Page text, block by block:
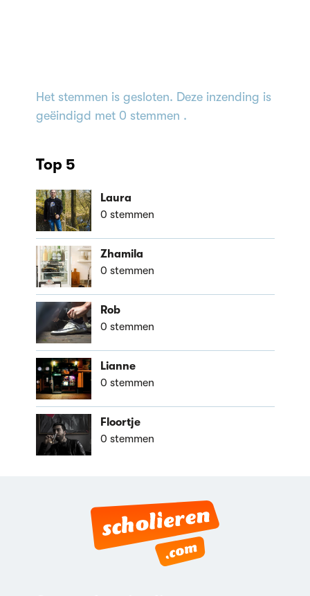
Het stemmen is gesloten. Deze inzending is
geëindigd met 0 stemmen .
Top 5
Laura
0 stemmen
Zhamila
0 stemmen
Rob
0 stemmen
Lianne
0 stemmen
Floortje
0 stemmen